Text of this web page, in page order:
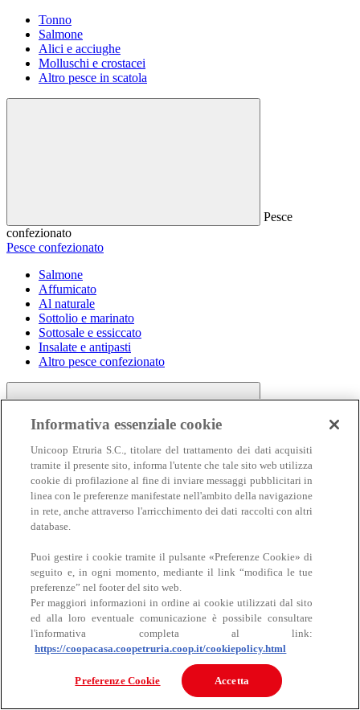
Tonno
Salmone
Alici e acciughe
Molluschi e crostacei
Altro pesce in scatola
Pesce
confezionato
Pesce confezionato
Salmone
Affumicato
Al naturale
Sottolio e marinato
Sottosale e essiccato
Insalate e antipasti
Altro pesce confezionato
Carne
Carne
Bovino
Informativa essenziale cookie
Unicoop Etruria S.C., titolare del trattamento dei dati acquisiti
tramite il presente sito, informa l'utente che tale sito web utilizza
cookie di profilazione al fine di inviare messaggi pubblicitari in
linea con le preferenze manifestate nell'ambito della navigazione
in rete, anche attraverso l'arricchimento dei dati raccolti con altri
database.
Puoi gestire i cookie tramite il pulsante «Preferenze Cookie» di
seguito e, in ogni momento, mediante il link “modifica le tue
preferenze” nel footer del sito web.
Per maggiori informazioni in ordine ai cookie utilizzati dal sito
ed alla loro eventuale comunicazione è possibile consultare
l'informativa completa al link:
https://coopacasa.coopetruria.coop.it/cookiepolicy.html
Preferenze Cookie Accetta